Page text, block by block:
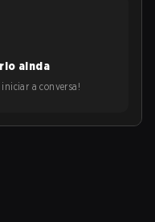
ainda
a conversa!